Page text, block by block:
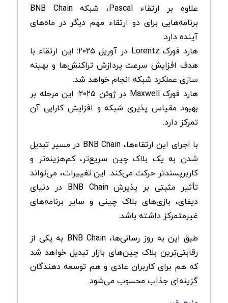
علاوه بر ارتقاء Pascal، شبکه BNB Chain
برنامه‌هایی برای دو ارتقاء مهم دیگر در ماه‌های
آینده دارد:
هارد فورک Lorentz در آوریل ۲۰۲۵: این ارتقاء با
هدف افزایش سرعت پردازش تراکنش‌ها و بهینه‌
سازی عملکرد شبکه انجام خواهد شد.
هارد فورک Maxwell در ژوئن ۲۰۲۵: این مرحله بر
بهبود مقیاس‌ پذیری شبکه و افزایش کارایی آن
تمرکز دارد.
با اجرای این ارتقاءها، BNB Chain در مسیر تبدیل
شدن به یک بلاک‌ چین سریع‌تر، کم‌هزینه‌تر و
کاربرپسندتر حرکت می‌کند. این تغییرات، می‌تواند
تأثیر مثبتی بر پذیرش BNB Chain در دنیای
دیفای، بازی‌های بلاک‌ چینی و سایر برنامه‌های
غیرمتمرکز داشته باشد.
طبق این به‌ روز رسانی‌ها، BNB Chain به یکی از
رقابتی‌ترین بلاک چین‌های بازار تبدیل خواهد شد
که هم برای کاربران عادی و هم توسعه‌ دهندگان
گزینه‌ای جذاب محسوب می‌شود.